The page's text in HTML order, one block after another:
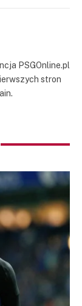
PSGOnline.pl
stron